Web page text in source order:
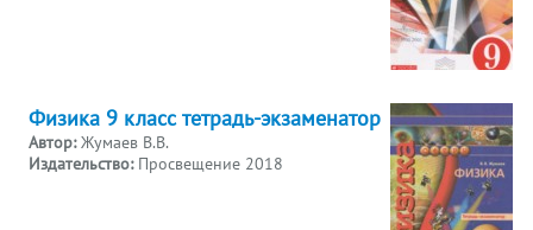
Физика 9 класс тетрадь-экзаменатор
Автор:Жумаев В.В.
Издательство: Просвещение 2018